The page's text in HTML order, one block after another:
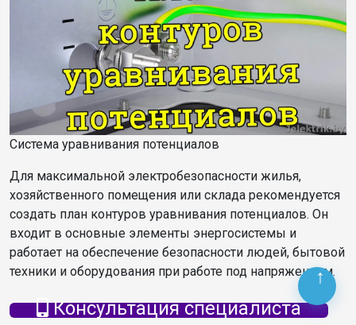
Система уравнивания потенциалов
Для максимальной электробезопасности жилья,
хозяйственного помещения или склада рекомендуется
создать план контуров уравнивания потенциалов. Он
входит в основные элементы энергосистемы и
работает на обеспечение безопасности людей, бытовой
техники и оборудования при работе под напряжением.
Консультация специалиста